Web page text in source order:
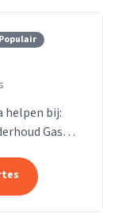
Populair
helpen bij:
Gas